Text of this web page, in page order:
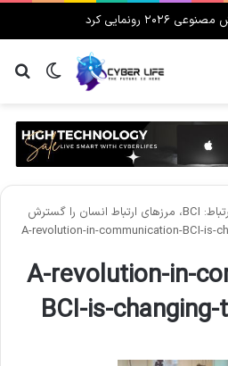
رونمایی کرد
تغییر
آغاز عصر جدیدی از ارتباط: BCI، مرزهای ارتباط انسان را گسترش
A-revolution-in-communication-BCI-is-
A-revolution-in-
BCI-is-